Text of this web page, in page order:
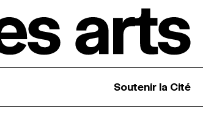
Soutenir la Cité